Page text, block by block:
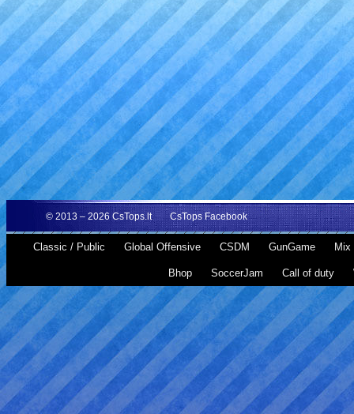
© 2013 – 2026 CsTops.lt CsTops Facebook
Classic / Public Global Offensive CSDM GunGame Mix
Bhop SoccerJam Call of duty